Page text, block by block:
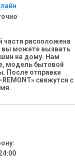
части расположена
вы можете вызвать
на дому. Нам
модель бытовой
После отправки
свяжутся с